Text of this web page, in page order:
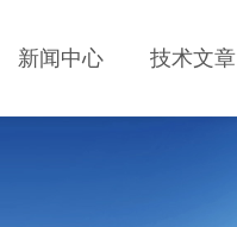
新闻中心 技术文章